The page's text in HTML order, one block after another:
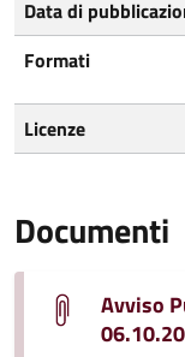
Data di
Formati
Licenze
Documenti
Avviso